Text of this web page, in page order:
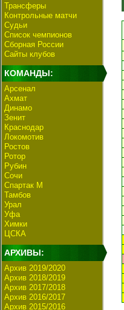
Трансферы
Контрольные матчи
Судьи
Список чемпионов
Сборная России
Сайты клубов
КОМАНДЫ:
Арсенал
Ахмат
Динамо
Зенит
Краснодар
Локомотив
Ростов
Ротор
Рубин
Сочи
Спартак М
Тамбов
Урал
Уфа
Химки
ЦСКА
АРХИВЫ:
Архив 2019/2020
Архив 2018/2019
Архив 2017/2018
Архив 2016/2017
Архив 2015/2016